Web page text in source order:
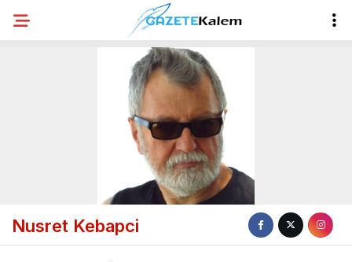
Nusret Kebapci